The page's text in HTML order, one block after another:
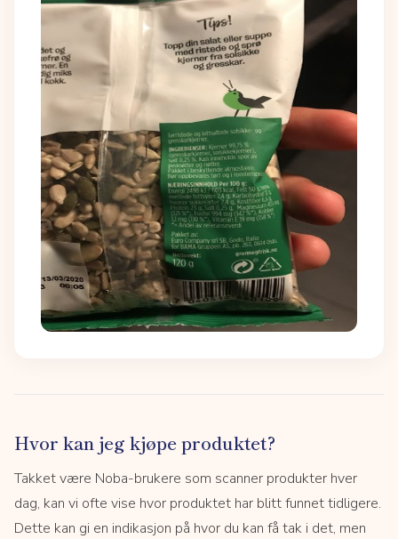
Hvor kan jeg kjøpe produktet?
Takket være Noba-brukere som scanner produkter hver
dag, kan vi ofte vise hvor produktet har blitt funnet tidligere.
Dette kan gi en indikasjon på hvor du kan få tak i det, men